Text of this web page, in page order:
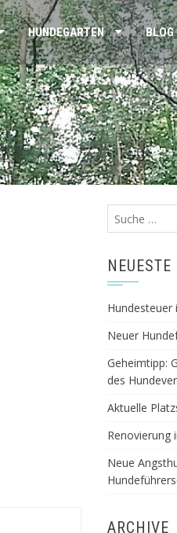
HUNDEGARTEN BLOG
Suche
nach:
NEUESTE
Hundesteuer
Neuer
Geheimtipp:
des
Aktuelle
Renovierung
Neue
ARCHIVE